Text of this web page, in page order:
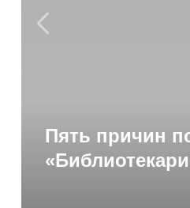
Пять причин